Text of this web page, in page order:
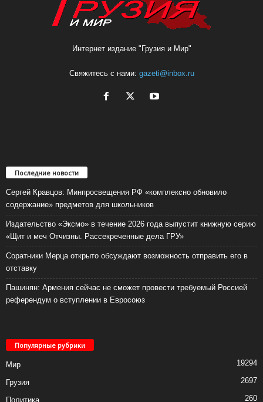
Интернет издание "Грузия и Мир"
Свяжитесь с нами: gazeti@inbox.ru
Последние новости
Сергей Кравцов: Минпросвещения РФ «комплексно обновило
содержание» предметов для школьников
Издательство «Эксмо» в течение 2026 года выпустит книжную серию
«Щит и меч Отчизны. Рассекреченные дела ГРУ»
Соратники Мерца открыто обсуждают возможность отправить его в
отставку
Пашинян: Армения сейчас не сможет провести требуемый Россией
референдум о вступлении в Евросоюз
Популярные рубрики
Мир 19294
Грузия 2697
Политика 260